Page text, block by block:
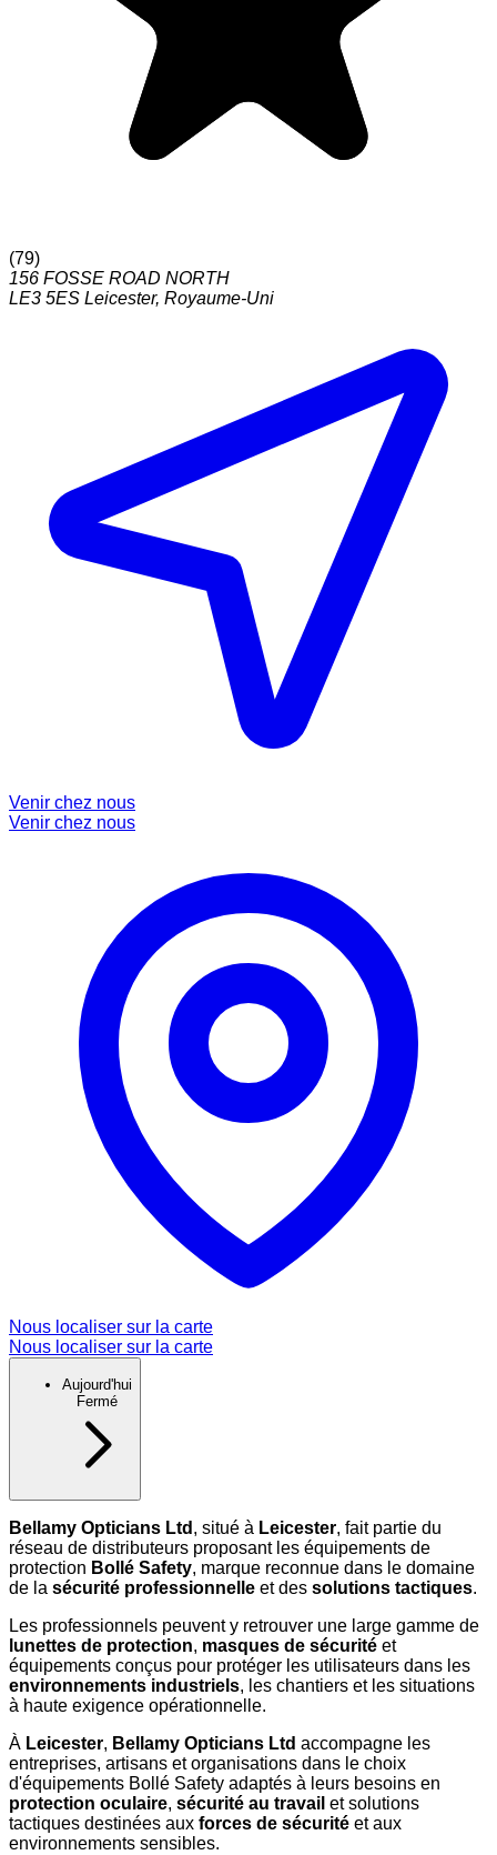
(79)
156 FOSSE ROAD NORTH
LE3 5ES Leicester, Royaume-Uni
Venir chez nous
Venir chez nous
Nous localiser sur la carte
Nous localiser sur la carte
Aujourd'hui
Fermé
Bellamy Opticians Ltd , situé à Leicester, fait partie du
réseau de distributeurs proposant les équipements de
protection Bollé Safety, marque reconnue dans le domaine
de la sécurité professionnelle et des solutions tactiques.
Les professionnels peuvent y retrouver une large gamme de
lunettes de protection, masques de sécurité et
équipements conçus pour protéger les utilisateurs dans les
environnements industriels, les chantiers et les situations
à haute exigence opérationnelle.
À Leicester, Bellamy Opticians Ltd accompagne les
entreprises, artisans et organisations dans le choix
d'équipements Bollé Safety adaptés à leurs besoins en
protection oculaire, sécurité au travail et solutions
tactiques destinées aux forces de sécurité et aux
environnements sensibles.